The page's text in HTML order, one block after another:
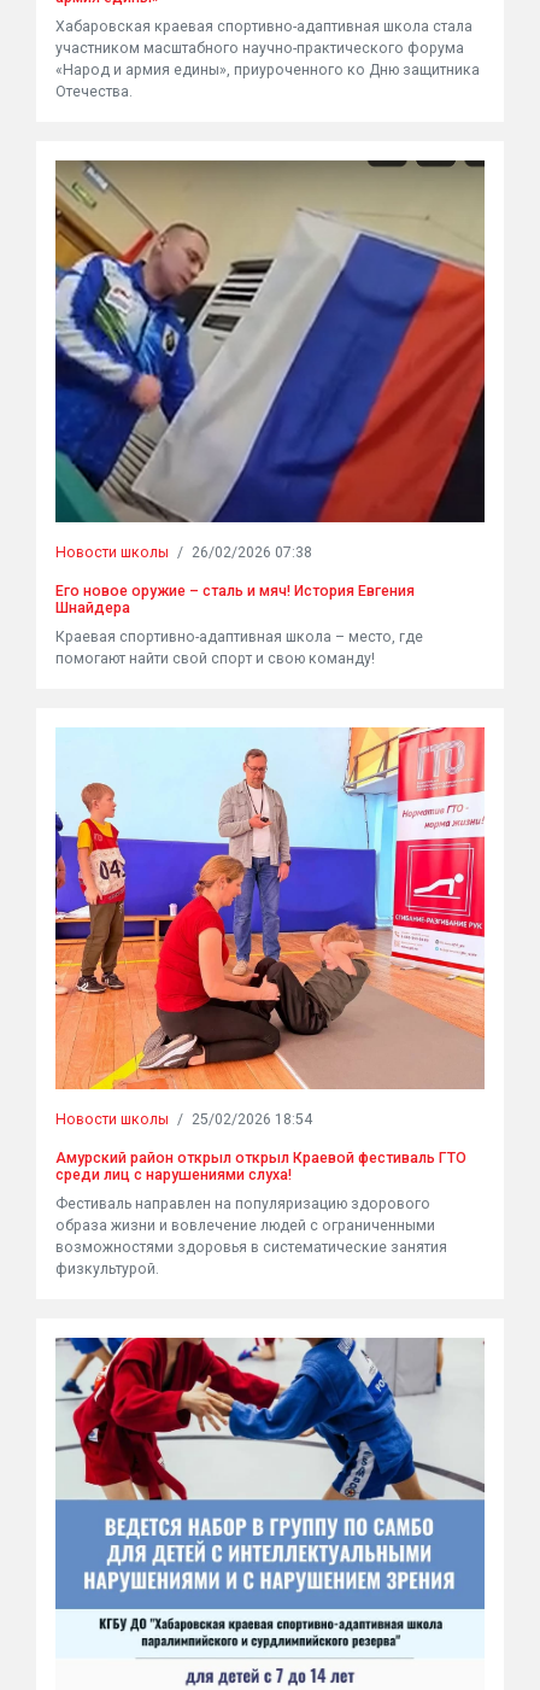
Хабаровская краевая спортивно-адаптивная школа стала
участником масштабного научно-практического форума
«Народ и армия едины», приуроченного ко Дню защитника
Отечества.
Новости школы / 26/02/2026 07:38
Его новое оружие – сталь и мяч! История Евгения
Шнайдера
Краевая спортивно-адаптивная школа – место, где
помогают найти свой спорт и свою команду!
Новости школы / 25/02/2026 18:54
Амурский район открыл открыл Краевой фестиваль ГТО
среди лиц с нарушениями слуха!
Фестиваль направлен на популяризацию здорового
образа жизни и вовлечение людей с ограниченными
возможностями здоровья в систематические занятия
физкультурой.